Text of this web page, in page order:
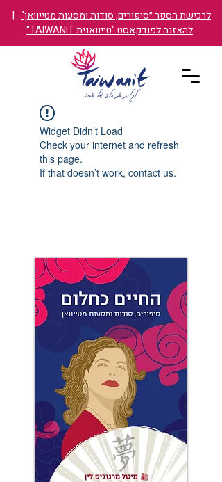
לרכישת הספר ״סיפורים, סודות ומסעות מטייוואן" |
להאזנה לפודקאסט "טייוואנית TAIWANIT"
Widget Didn’t Load
Check your internet and refresh
this page.
If that doesn’t work, contact us.